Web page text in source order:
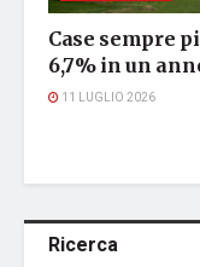
Case sempre
6,7% in un
11 LUGLIO 2026
Ricerca